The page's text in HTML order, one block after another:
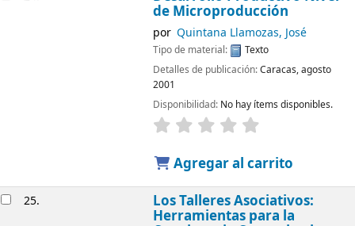
de Microproducción
por Quintana Llamozas, José
Tipo de material:
Texto
Detalles de publicación:Caracas, agosto
2001
Disponibilidad: No hay ítems disponibles.
Agregar al carrito
25. Los Talleres Asociativos:
Herramientas para la